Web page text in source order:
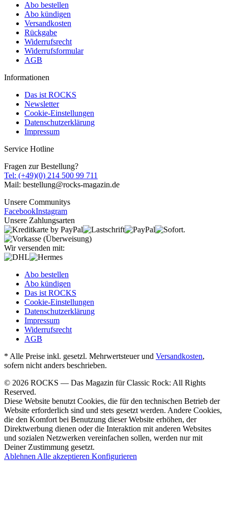
Abo bestellen
Abo kündigen
Versandkosten
Rückgabe
Widerrufsrecht
Widerrufsformular
AGB
Informationen
Das ist ROCKS
Newsletter
Cookie-Einstellungen
Datenschutzerklärung
Impressum
Service Hotline
Fragen zur Bestellung?
Tel: (+49)(0) 214 500 99 711
Mail: bestellung@rocks-magazin.de
Unsere Communitys
FacebookInstagram
Unsere Zahlungsarten
Wir versenden mit:
Abo bestellen
Abo kündigen
Das ist ROCKS
Cookie-Einstellungen
Datenschutzerklärung
Impressum
Widerrufsrecht
AGB
* Alle Preise inkl. gesetzl. Mehrwertsteuer und Versandkosten,
sofern nicht anders beschrieben.
© 2026 ROCKS — Das Magazin für Classic Rock: All Rights
Reserved.
Diese Website benutzt Cookies, die für den technischen Betrieb der
Website erforderlich sind und stets gesetzt werden. Andere Cookies,
die den Komfort bei Benutzung dieser Website erhöhen, der
Direktwerbung dienen oder die Interaktion mit anderen Websites
und sozialen Netzwerken vereinfachen sollen, werden nur mit
Deiner Zustimmung gesetzt.
Ablehnen Alle akzeptieren Konfigurieren